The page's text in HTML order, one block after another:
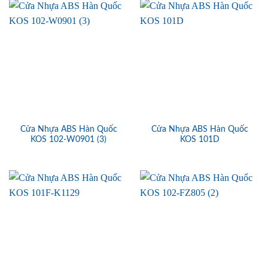
Cửa Nhựa ABS Hàn Quốc
KOS 102-W0901 (3)
Cửa Nhựa ABS Hàn Quốc
KOS 101D